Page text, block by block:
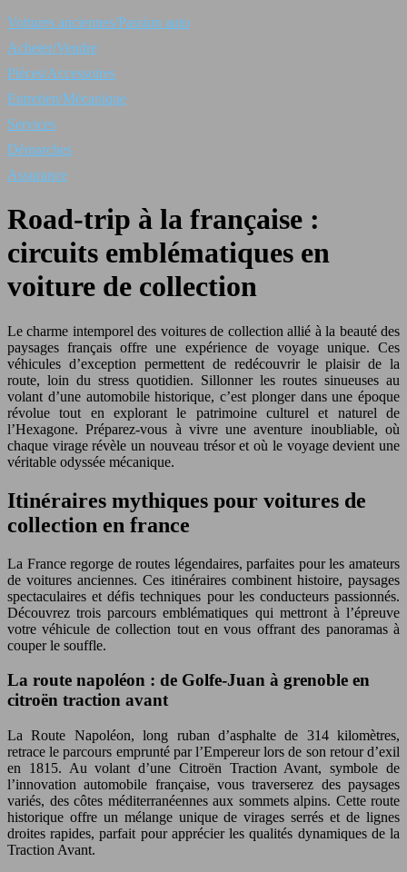
Voitures anciennes/Passion auto
Acheter/Vendre
Pièces/Accessoires
Entretien/Mécanique
Services
Démarches
Assurance
Road-trip à la française :
circuits emblématiques en
voiture de collection
Le charme intemporel des voitures de collection allié à la beauté des
paysages français offre une expérience de voyage unique. Ces
véhicules d’exception permettent de redécouvrir le plaisir de la
route, loin du stress quotidien. Sillonner les routes sinueuses au
volant d’une automobile historique, c’est plonger dans une époque
révolue tout en explorant le patrimoine culturel et naturel de
l’Hexagone. Préparez-vous à vivre une aventure inoubliable, où
chaque virage révèle un nouveau trésor et où le voyage devient une
véritable odyssée mécanique.
Itinéraires mythiques pour voitures de
collection en france
La France regorge de routes légendaires, parfaites pour les amateurs
de voitures anciennes. Ces itinéraires combinent histoire, paysages
spectaculaires et défis techniques pour les conducteurs passionnés.
Découvrez trois parcours emblématiques qui mettront à l’épreuve
votre véhicule de collection tout en vous offrant des panoramas à
couper le souffle.
La route napoléon : de Golfe-Juan à grenoble en
citroën traction avant
La Route Napoléon, long ruban d’asphalte de 314 kilomètres,
retrace le parcours emprunté par l’Empereur lors de son retour d’exil
en 1815. Au volant d’une Citroën Traction Avant, symbole de
l’innovation automobile française, vous traverserez des paysages
variés, des côtes méditerranéennes aux sommets alpins. Cette route
historique offre un mélange unique de virages serrés et de lignes
droites rapides, parfait pour apprécier les qualités dynamiques de la
Traction Avant.